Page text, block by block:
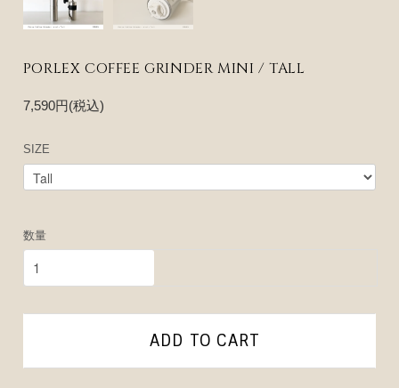
PORLEX COFFEE GRINDER MINI / TALL
7,590円(税込)
SIZE
数量
ADD TO CART